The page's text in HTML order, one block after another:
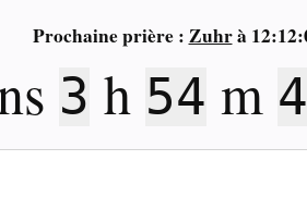
Prochaine prière : Zuhrà
3 h 54 m